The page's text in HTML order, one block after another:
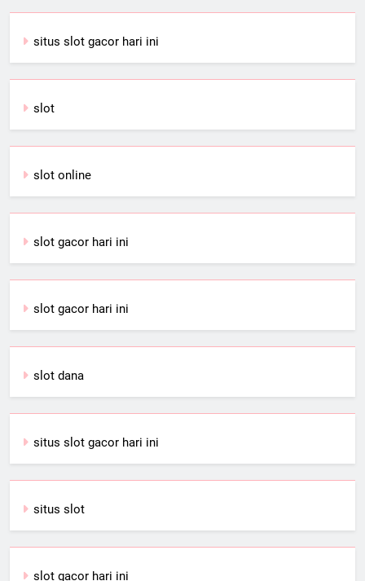
situs slot gacor hari ini
slot
slot online
slot gacor hari ini
slot gacor hari ini
slot dana
situs slot gacor hari ini
situs slot
slot gacor hari ini